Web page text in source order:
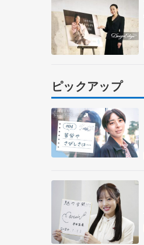
ピックアップ